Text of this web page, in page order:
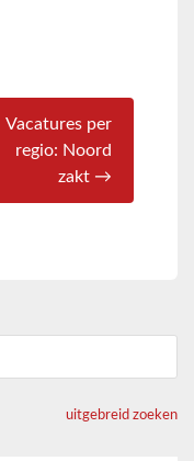
Vacatures per
regio: Noord
zakt →
uitgebreid zoeken